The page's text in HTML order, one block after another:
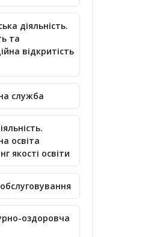
діяльність.
та
відкритість
служба
освіта
якості освіти
оздоровча